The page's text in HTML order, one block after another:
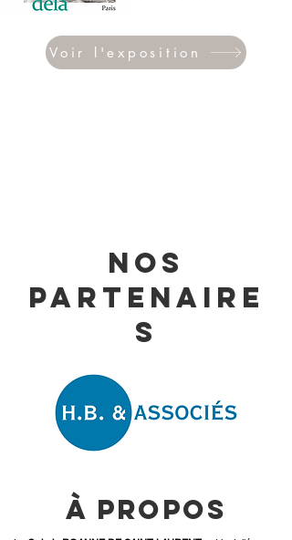
Voir l'exposition
Nos
Partenaire
s
à propos